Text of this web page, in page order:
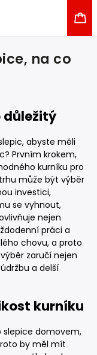
na co
důležitý
abyste měli
Prvním krokem,
kurníku pro
může být výběr
investici,
se vyhnout,
nejen
práci a
chovu, a proto
zaručí nejen
a delší
kurníku
slepice domovem,
by měl mít